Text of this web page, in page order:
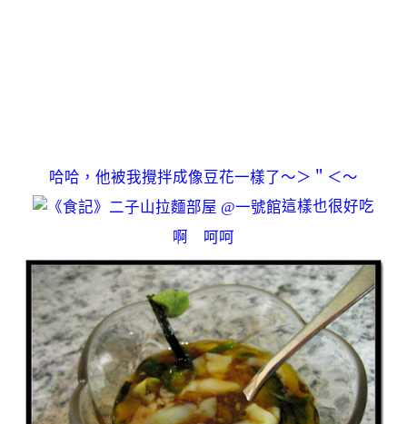
哈哈，他被我攪拌成像豆花一樣了～＞＂＜～
這樣也很好吃
啊 呵呵